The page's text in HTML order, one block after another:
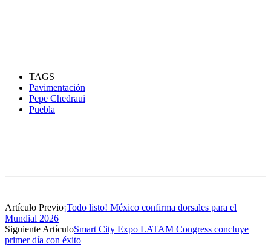
TAGS
Pavimentación
Pepe Chedraui
Puebla
Artículo Previo¡Todo listo! México confirma dorsales para el
Mundial 2026
Siguiente ArtículoSmart City Expo LATAM Congress concluye
primer día con éxito